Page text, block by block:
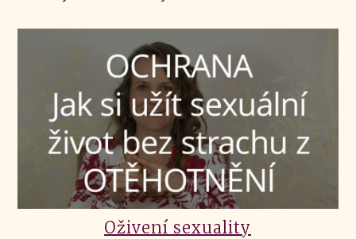
Oživení sexuality